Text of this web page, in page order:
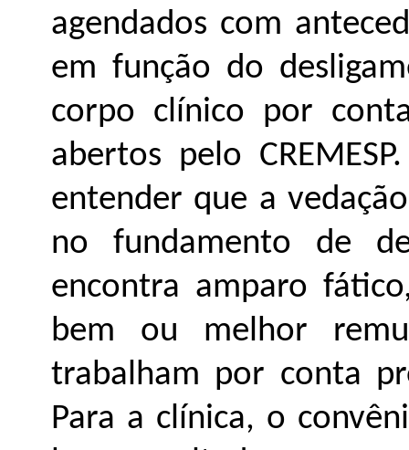
agendados com
em função do
corpo clínico por
abertos pelo
entender que a
no fundamento de
encontra amparo
bem ou melhor
trabalham por conta
Para a clínica, o